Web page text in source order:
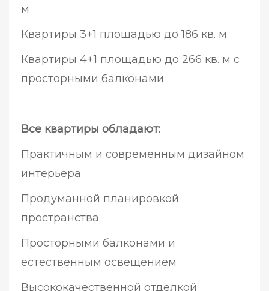
м
Квартиры 3+1 площадью до 186 кв. м
Квартиры 4+1 площадью до 266 кв. м с
просторными балконами
Все квартиры обладают:
Практичным и современным дизайном
интерьера
Продуманной планировкой
пространства
Просторными балконами и
естественным освещением
Высококачественной отделкой